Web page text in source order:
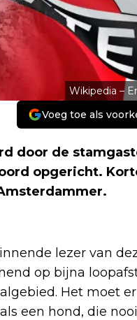
Wikipedia –
Voeg toe als
door de
opgericht.
lezer van
op bijna
Het moet
een hond, die